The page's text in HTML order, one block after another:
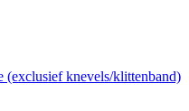
(exclusief knevels/klittenband)